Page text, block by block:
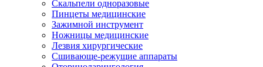
Скальпели одноразовые
Пинцеты медицинские
Зажимной инструмент
Ножницы медицинские
Лезвия хирургические
Сшивающе-режущие аппараты